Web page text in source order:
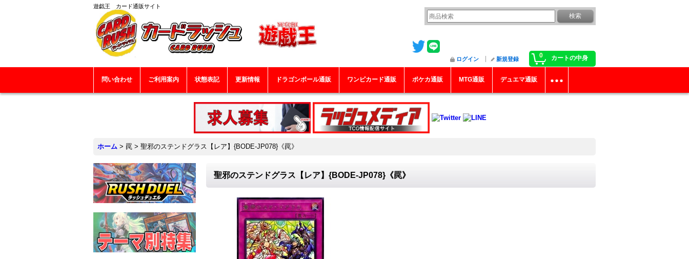
遊戯王 カード通販サイト
0 カートの中身
ログイン 新規登録
問い合わせ ご利用案内 状態表記 更新情報 ドラゴンボール通販 ワンピカード通販 ポケカ通販 MTG通販 デュエマ通販
ホーム > 罠 > 聖邪のステンドグラス【レア】{BODE-JP078}《罠》
聖邪のステンドグラス【レア】{BODE-JP078}《罠》